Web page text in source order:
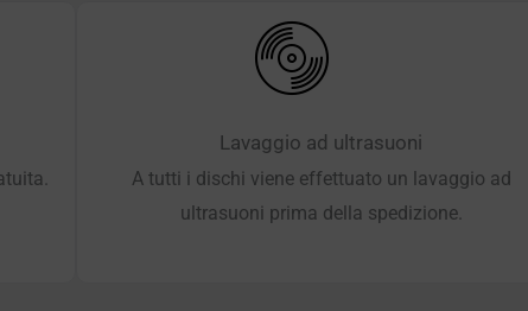
Lavaggio ad ultrasuoni
A tutti i dischi viene effettuato un lavaggio ad
ultrasuoni prima della spedizione.